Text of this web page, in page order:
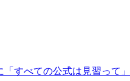
すべての公式は見習って